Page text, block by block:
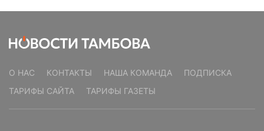
О НАС КОНТАКТЫ НАША КОМАНДА
ПОДПИСКА
ТАРИФЫ САЙТА
ТАРИФЫ ГАЗЕТЫ